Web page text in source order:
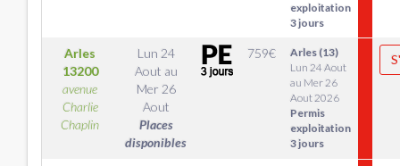
exploitation
3 jours
Arles
13200
avenue
Charlie
Chaplin
Lun 24
Aout au
Mer 26
Aout
Places
disponibles
759€
Arles (13)
Lun 24 Aout
au Mer 26
Aout 2026
Permis
exploitation
3 jours